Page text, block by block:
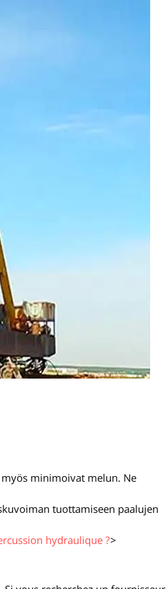
minimoivat melun. Ne
tuottamiseen paalujen
hydraulique ?>